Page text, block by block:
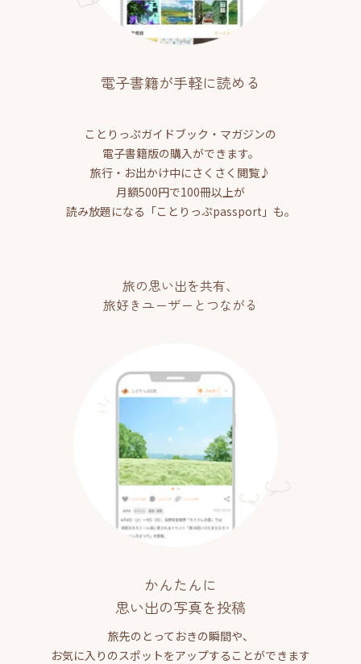
電子書籍が手軽に読める
ことりっぷガイドブック・マガジンの
電子書籍版の購入ができます。
旅行・お出かけ中にさくさく閲覧♪
月額500円で100冊以上が
読み放題になる「ことりっぷpassport」も。
旅の思い出を共有、
旅好きユーザーとつながる
かんたんに
思い出の写真を投稿
旅先のとっておきの瞬間や、
お気に入りのスポットをアップすることができます